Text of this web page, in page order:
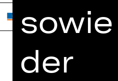
Home
der